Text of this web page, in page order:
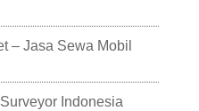
– Jasa Sewa Mobil
Indonesia